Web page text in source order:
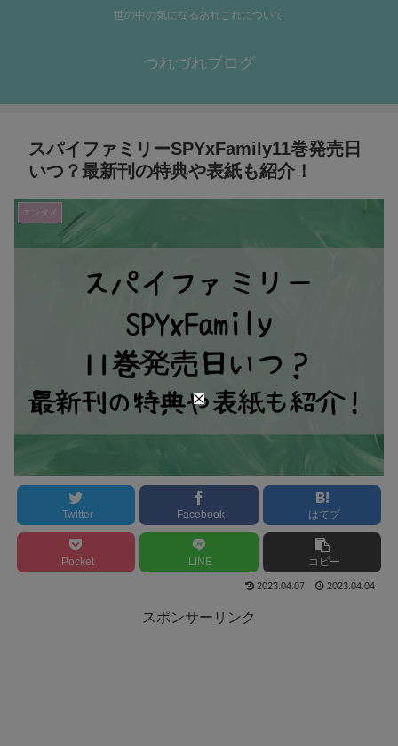
世の中の気になるあれこれについて
つれづれブログ
スパイファミリーSPYxFamily11巻発売日
いつ？最新刊の特典や表紙も紹介！
エンタメ
Twitter Facebook はてブ
Pocket LINE コピー
2023.04.07 2023.04.04
スポンサーリンク